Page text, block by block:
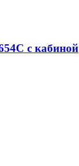
с кабиной